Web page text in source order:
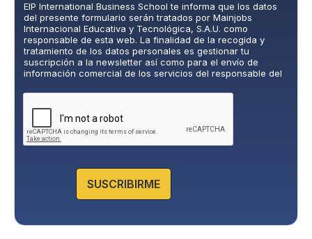
í
t
i
c
a
d
e
v
EIP International Business School te informa que los datos
del presente formulario serán tratados por Mainjobs
Internacional Educativa y Tecnológica, S.A.U. como
responsable de esta web. La finalidad de la recogida y
tratamiento de los datos personales es gestionar tu
suscripción a la newsletter así como para el envío de
información comercial de los servicios del responsable del
del/a interesado/a. No se cederán datos a terceros, salvo
obligación legal. Podrás ejercer tus derechos de acceso,
rectificación, limitación y supresión de los datos en
cumplimiento@grupomainjobs.com
, así como el derecho a
presentar una reclamación ante la autoridad de control.
encontrarás en nuestra página web.
SUSCRIBIRME